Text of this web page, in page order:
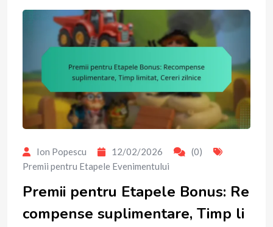
Ion Popescu 12/02/2026
(0)
Premii pentru Etapele Evenimentului
Premii pentru Etapele Bonus: Re
compense suplimentare, Timp li